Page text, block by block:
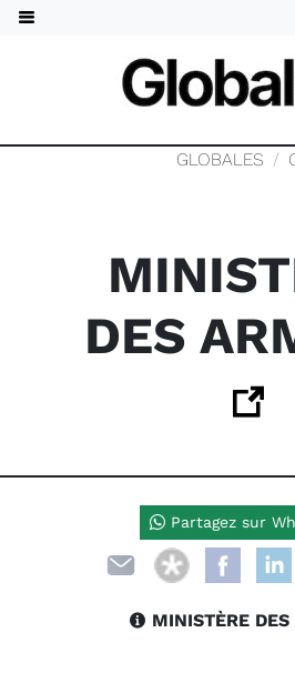
GLOBALES
DES
MINISTÈRE DES
Partagez sur